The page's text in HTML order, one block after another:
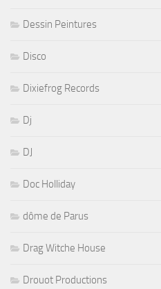
Dessin Peintures
Disco
Dixiefrog Records
Dj
DJ
Doc Holliday
dôme de Parus
Drag Witche House
Drouot Productions